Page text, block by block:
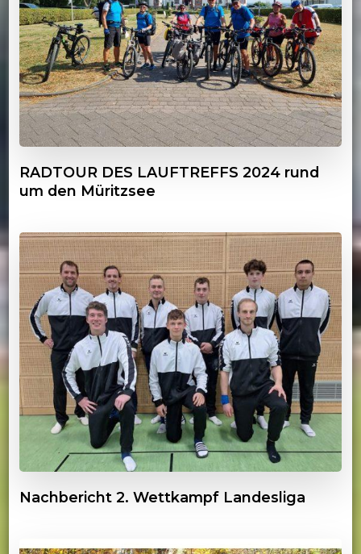
RADTOUR DES LAUFTREFFS 2024 rund
um den Müritzsee
Nachbericht 2. Wettkampf Landesliga